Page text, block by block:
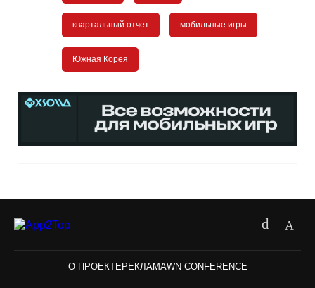
квартальный отчет мобильные игры
Южная Корея
О ПРОЕКТЕРЕКЛАМАWN CONFERENCE